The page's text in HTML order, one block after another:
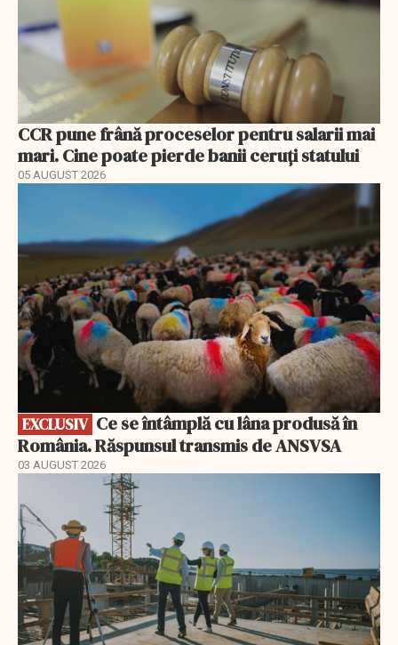
CCR pune frână proceselor pentru salarii mai
mari. Cine poate pierde banii ceruți statului
05 AUGUST 2026
EXCLUSIV
România. Răspunsul transmis de ANSVSA
03 AUGUST 2026